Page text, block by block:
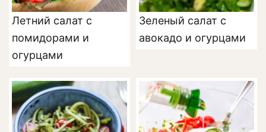
Летний салат с
помидорами и
огурцами
Зеленый салат с
авокадо и огурцами